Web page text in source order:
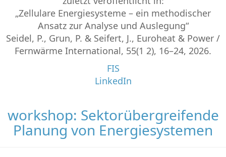
„Zellulare Energiesysteme – ein methodischer
Ansatz zur Analyse und Auslegung“
Seidel, P., Grun, P. & Seifert, J., Euroheat & Power /
Fernwärme International, 55(1 2), 16–24, 2026.
FIS
LinkedIn
workshop: Sektorübergreifende
Planung von Energiesystemen